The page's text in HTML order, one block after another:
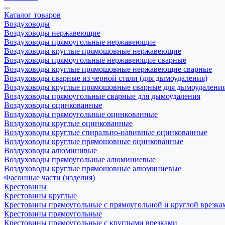
...
Каталог товаров
Воздуховоды
Воздуховоды нержавеющие
Воздуховоды прямоугольные нержавеющие
Воздуховоды круглые прямошовные нержавеющие
Воздуховоды прямоугольные нержавеющие сварные
Воздуховоды круглые прямошовные нержавеющие сварные
Воздуховоды сварные из черной стали (для дымоудаления)
Воздуховоды круглые прямошовные сварные для
Воздуховоды прямоугольные сварные для дымоудаления
Воздуховоды оцинкованные
Воздуховоды прямоугольные оцинкованные
Воздуховоды круглые оцинкованные
Воздуховоды круглые спирально-навивные оцинкованные
Воздуховоды круглые прямошовные оцинкованные
Воздуховоды алюминивые
Воздуховоды прямоугольные алюминиевые
Воздуховоды круглые прямошовные алюминиевые
Фасонные части (изделия)
Крестовины
Крестовины круглые
Крестовины прямоугольные с прямоугольной и круглой
Крестовины прямоугольные
Крестовины прямоугольные с круглыми врезками